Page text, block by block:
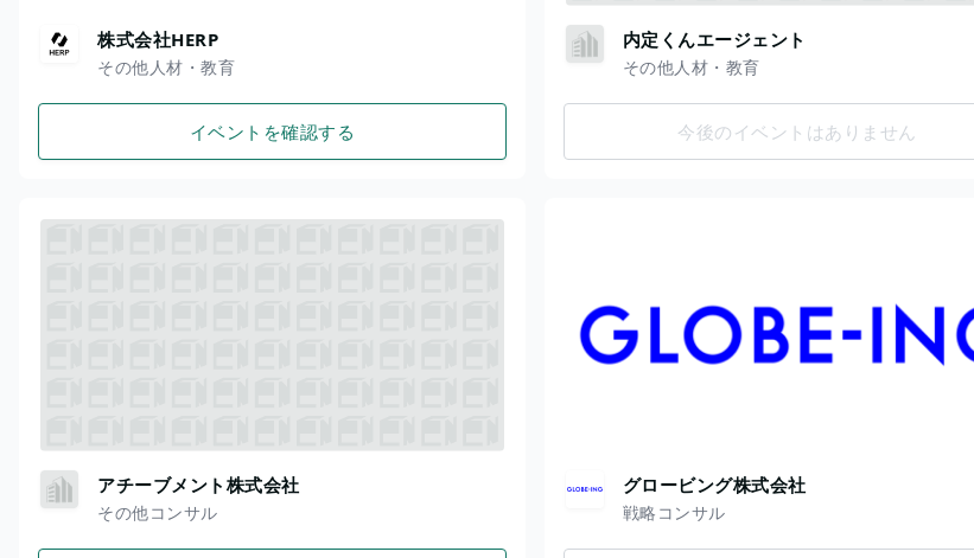
株式会社HERP
その他人材・教育
イベントを確認する
内定くんエージェント
その他人材・教育
今後のイベントはありません
アチーブメント株式会社
その他コンサル
グロービング株式会社
戦略コンサル